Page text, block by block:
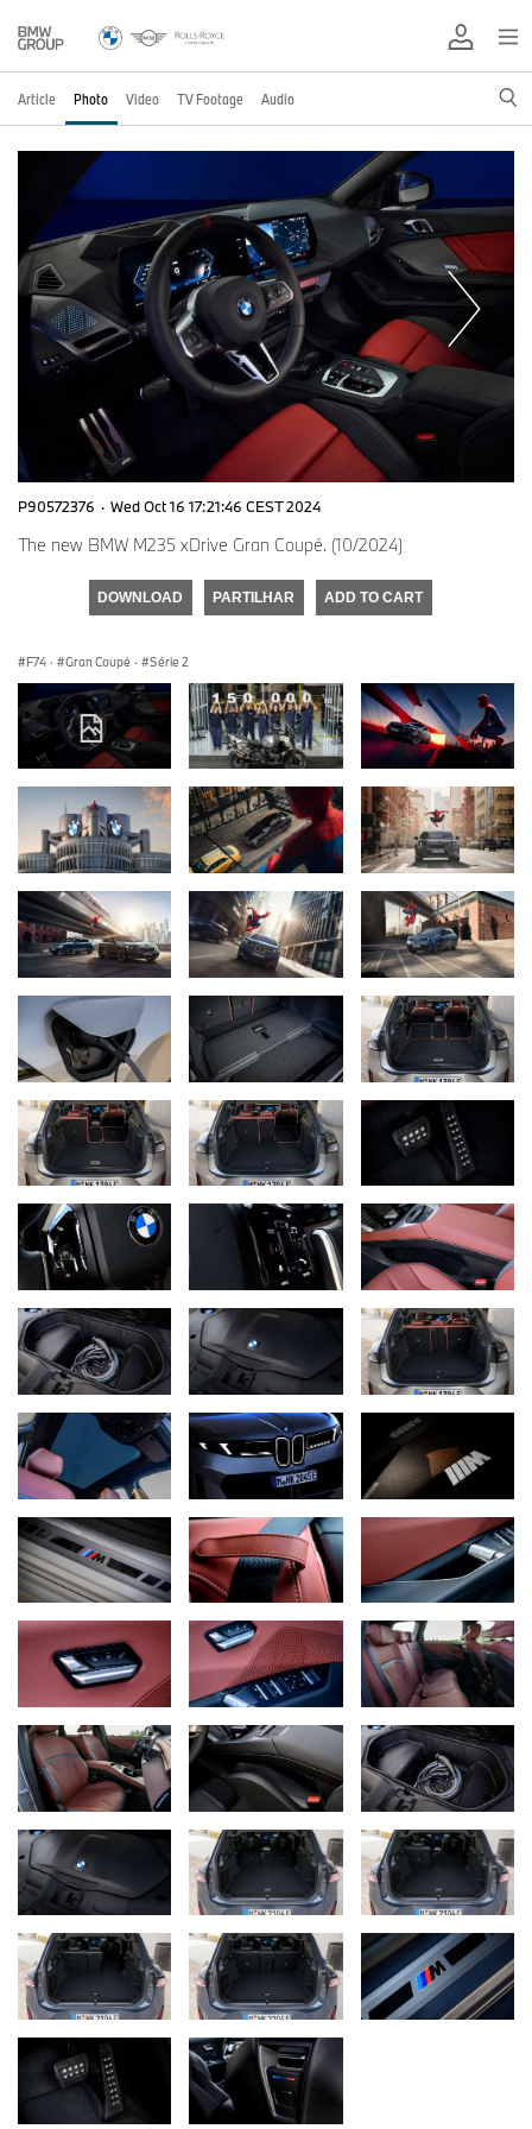
Article Photo Video TV Footage Audio
P90572376 · Wed Oct 16 17:21:46 CEST 2024
The new BMW M235 xDrive Gran Coupé. (10/2024)
DOWNLOAD PARTILHAR ADD TO CART
F74 · Gran Coupé · Série 2